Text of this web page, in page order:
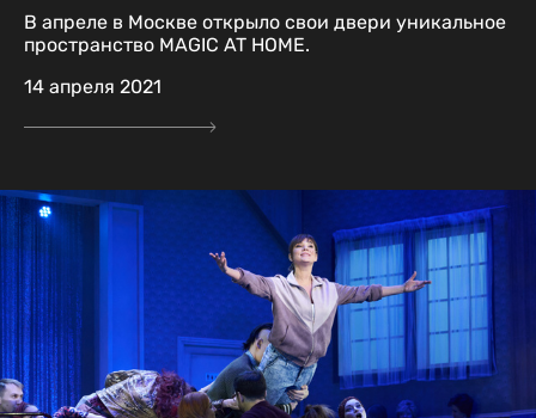
В апреле в Москве открыло свои двери уникальное
пространство MAGIC AT HOME.
14 апреля 2021